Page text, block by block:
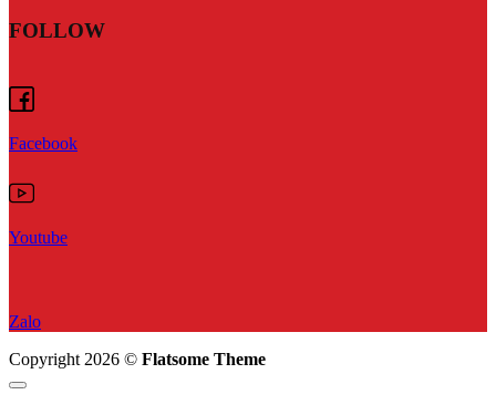
FOLLOW
Facebook
Youtube
Zalo
Copyright 2026 © Flatsome Theme